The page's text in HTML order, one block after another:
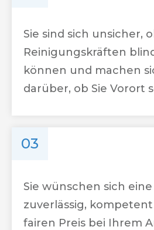
Sie sind sich unsicher,
Reinigungskräften
können und machen
darüber, ob Sie Vorort
03
Sie wünschen sich eine
zuverlässig,
fairen Preis bei Ihrem